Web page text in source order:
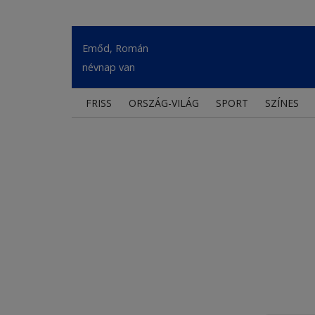
Emőd, Román
névnap van
FRISS ORSZÁG-VILÁG SPORT SZÍNES